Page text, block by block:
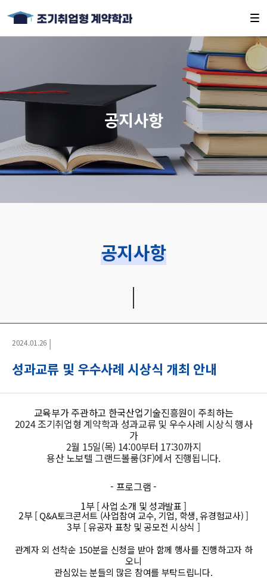
공지사항
공지사항
2024.01.26 |
성과교류 및 우수사례 시상식 개최 안내
교육부가 주관하고 한국산업기술진흥원이 주최하는
2024 조기취업형 계약학과 성과교류 및 우수사례 시상식 행사
가
2월 15일(목) 14:00부터 17:30까지
용산 노보텔 그랜드볼룸(3F)에서 진행됩니다.
- 프로그램 -
1부 [ 사업 소개 및 성과발표 ]
2부 [ Q&A토크콘서트 (사업참여 교수, 기업, 학생, 유경험교사) ]
3부 [ 유공자 표창 및 공모전 시상식 ]
관계자 외 선착순 150분을 신청을 받아 함께 행사를 진행하고자 하
오니
관심있는 분들의 많은 참여를 부탁드립니다.